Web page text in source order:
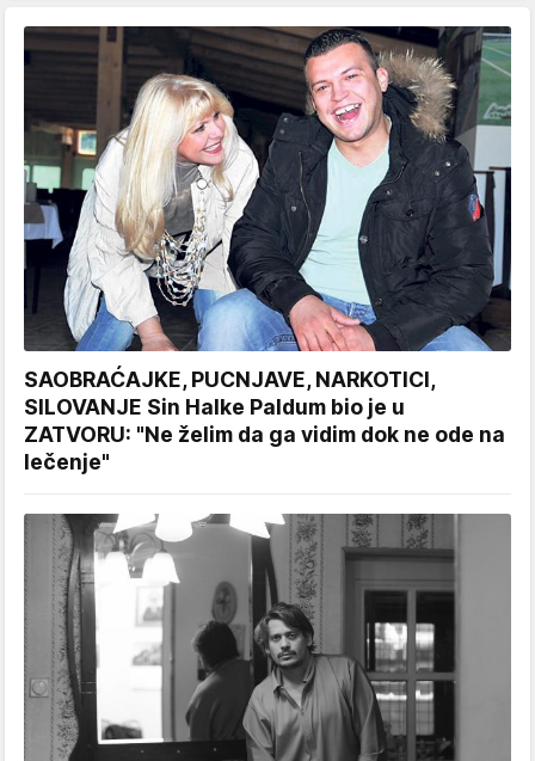
SAOBRAĆAJKE, PUCNJAVE, NARKOTICI,
SILOVANJE Sin Halke Paldum bio je u
ZATVORU: "Ne želim da ga vidim dok ne ode na
lečenje"